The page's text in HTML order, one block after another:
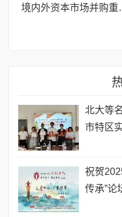
境内外资本市场
北大等
市特区
祝贺
传承”论